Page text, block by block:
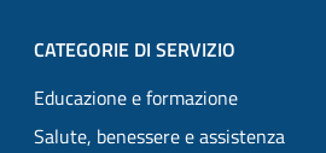
CATEGORIE DI SERVIZIO
Educazione e formazione
Salute, benessere e assistenza